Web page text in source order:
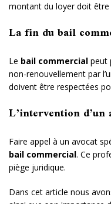
montant du loyer doit être
La fin du bail
Le bail commercial peut
non-renouvellement par
doivent être respectées
L’intervention
Faire appel à un avocat
bail commercial. Ce
piège juridique.
Dans cet article nous